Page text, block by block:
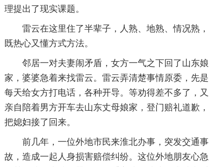
理提出了现实课题。
雷云在这里住了半辈子，人熟、地熟、情况熟，
既热心又懂方式方法。
邻居一对夫妻闹矛盾，女方一气之下回了山东娘
家，婆婆急着来找雷云。雷云弄清楚事情原委，先是
每天给女方打电话，各种开导。等劝得差不多了，又
亲自陪着男方开车去山东丈母娘家，登门赔礼道歉，
把媳妇接了回来。
前几年，一位外地市民来淮北办事，突发交通事
故，造成一起人身损害赔偿纠纷。这位外地朋友心急